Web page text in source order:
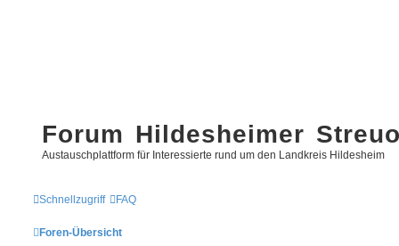
Forum Hildesheimer
Austauschplattform für Interessierte rund um den Landkreis Hildesheim
Schnellzugriff FAQ
Foren-Übersicht